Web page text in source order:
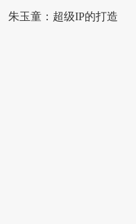
朱玉童：超级IP的打造